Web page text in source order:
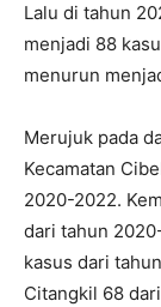
Lalu di tahun
menjadi 88
menurun
Merujuk pada
Kecamatan
2020-2022.
dari tahun
kasus dari
Citangkil 68